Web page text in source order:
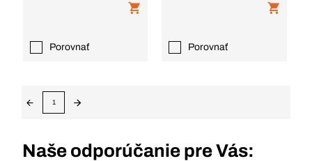
Porovnať Porovnať
1
Naše odporúčanie pre Vás: